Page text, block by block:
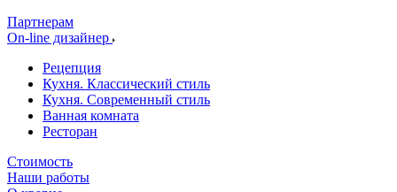
Партнерам
On-line дизайнер
Рецепция
Кухня. Классический стиль
Кухня. Современный стиль
Ванная комната
Ресторан
Стоимость
Наши работы